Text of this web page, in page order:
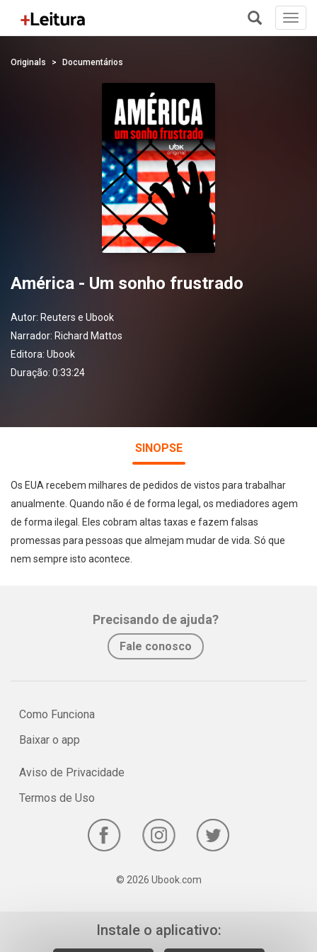
Originals Documentários
América - Um sonho frustrado
Autor: Reuters e Ubook
Narrador: Richard Mattos
Editora: Ubook
Duração: 0:33:24
SINOPSE
Os EUA recebem milhares de pedidos de vistos para trabalhar
anualmente. Quando não é de forma legal, os mediadores agem
de forma ilegal. Eles cobram altas taxas e fazem falsas
promessas para pessoas que almejam mudar de vida. Só que
nem sempre isto acontece.
Precisando de ajuda?
Fale conosco
Como Funciona
Baixar o app
Aviso de Privacidade
Termos de Uso
© 2026 Ubook.com
Instale o aplicativo: